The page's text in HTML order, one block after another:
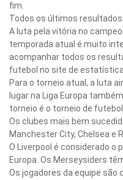
fim.
Todos os últimos
A luta pela vitória no
temporada atual é muito
acompanhar todos os
futebol no site de
Para o torneio atual, a luta
lugar na Liga Europa
torneio é o torneio de
Os clubes mais bem
Manchester City, Chelsea e
O Liverpool é considerado o
Europa. Os Merseysiders
Os jogadores da equipe são